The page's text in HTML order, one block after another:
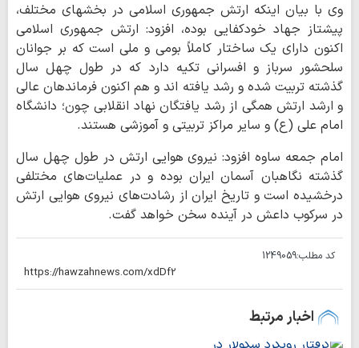
وی با بیان اینکه ارتش جمهوری اسلامی در بخشهای مختلف،
پیشتاز جهاد خودکفایی بوده، افزود: ارتش جمهوری اسلامی
اکنون دارای یک ساختار کاملاً بومی و ملی است که بر جوانان
سلحشور سرباز و افسرانی تکیه دارد که در طول چهل سال
گذشته تربیت شده و رشد یافته اند و هم اکنون فرماندهان عالی
و ارشد ارتش همگی از رشد یافتگان نهاد انقلابی چون؛ دانشگاه
امام علی (ع) و سایر مراکز تربیتی و آموزشی هستند.
امام جمعه ساوه افزود: نیروی هوایی ارتش در طول چهل سال
گذشته نگاهبان آسمان ایران بوده و در عملیات‌های مختلفی
درخشیده است و تاریخ ایران از رشادت‌های نیروی هوایی ارتش
در سرکوب داعش در آینده سخن خواهد گفت.
کد مطلب:1249059
اخبار مرتبط